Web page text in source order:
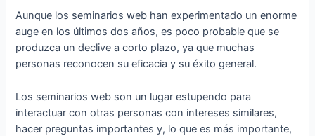
Aunque los seminarios web han experimentado un enorme
auge en los últimos dos años, es poco probable que se
produzca un declive a corto plazo, ya que muchas
personas reconocen su eficacia y su éxito general.
Los seminarios web son un lugar estupendo para
interactuar con otras personas con intereses similares,
hacer preguntas importantes y, lo que es más importante,